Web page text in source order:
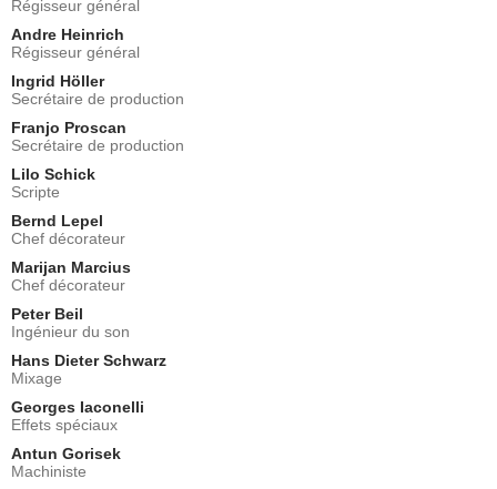
Régisseur général
Andre Heinrich
Régisseur général
Ingrid Höller
Secrétaire de production
Franjo Proscan
Secrétaire de production
Lilo Schick
Scripte
Bernd Lepel
Chef décorateur
Marijan Marcius
Chef décorateur
Peter Beil
Ingénieur du son
Hans Dieter Schwarz
Mixage
Georges Iaconelli
Effets spéciaux
Antun Gorisek
Machiniste